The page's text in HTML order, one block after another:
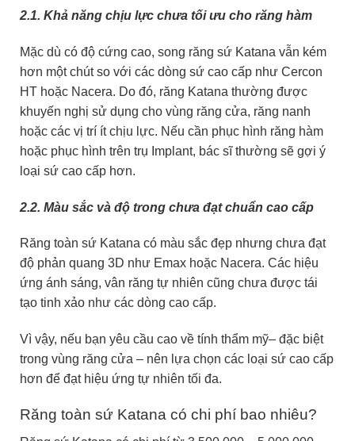
2.1. Khả năng chịu lực chưa tối ưu cho răng hàm
Mặc dù có độ cứng cao, song răng sứ Katana vẫn kém
hơn một chút so với các dòng sứ cao cấp như Cercon
HT hoặc Nacera. Do đó, răng Katana thường được
khuyến nghị sử dụng cho vùng răng cửa, răng nanh
hoặc các vị trí ít chịu lực. Nếu cần phục hình răng hàm
hoặc phục hình trên trụ Implant, bác sĩ thường sẽ gợi ý
loại sứ cao cấp hơn.
2.2. Màu sắc và độ trong chưa đạt chuẩn cao cấp
Răng toàn sứ Katana có màu sắc đẹp nhưng chưa đạt
độ phản quang 3D như Emax hoặc Nacera. Các hiệu
ứng ánh sáng, vân răng tự nhiên cũng chưa được tái
tạo tinh xảo như các dòng cao cấp.
Vì vậy, nếu bạn yêu cầu cao về tính thẩm mỹ– đặc biệt
trong vùng răng cửa – nên lựa chọn các loại sứ cao cấp
hơn để đạt hiệu ứng tự nhiên tối đa.
Răng toàn sứ Katana có chi phí bao nhiêu?